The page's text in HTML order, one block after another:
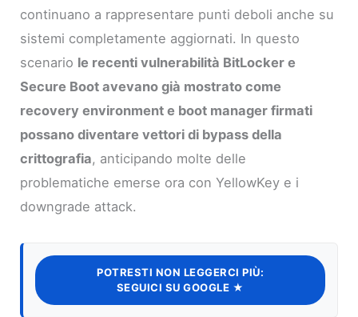
continuano a rappresentare punti deboli anche su
sistemi completamente aggiornati. In questo
scenario le recenti vulnerabilità BitLocker e
Secure Boot avevano già mostrato come
recovery environment e boot manager firmati
possano diventare vettori di bypass della
crittografia, anticipando molte delle
problematiche emerse ora con YellowKey e i
downgrade attack.
POTRESTI NON LEGGERCI PIÙ:
SEGUICI SU GOOGLE ★